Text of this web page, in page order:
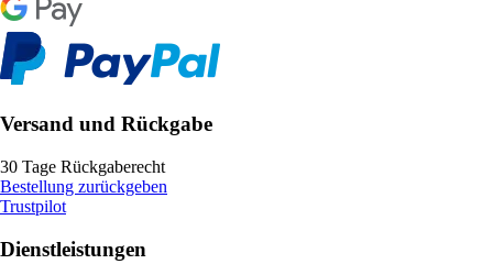
Versand und Rückgabe
30 Tage Rückgaberecht
Bestellung zurückgeben
Trustpilot
Dienstleistungen